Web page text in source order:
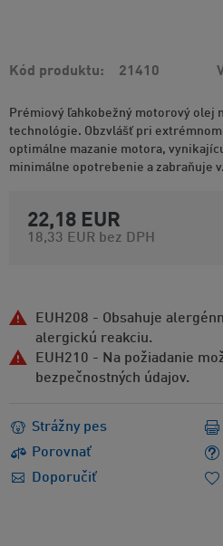
Kód produktu 21410
Prémiový ľahkobežný motorový olej
technológie. Obzvlášť pri
optimálne mazanie motora,
minimálne opotrebenie a zabraňuje
22,18 EUR
18,33 EUR bez DPH
EUH208 - Obsahuje
alergickú reakciu.
EUH210 - Na požiadanie
bezpečnostných údajov.
Strážny pes
Porovnať
Doporučiť